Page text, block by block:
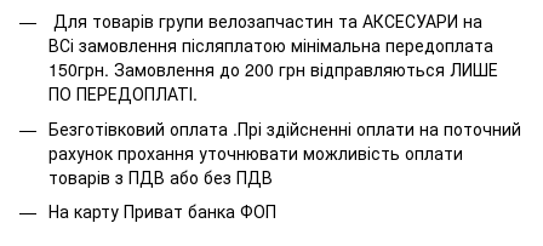
Для товарів групи велозапчастин та АКСЕСУАРИ на
ВСі замовлення післяплатою мінімальна передоплата
150грн. Замовлення до 200 грн відправляються ЛИШЕ
ПО ПЕРЕДОПЛАТІ.
Безготівковий оплата .Прі здійсненні оплати на поточний
рахунок прохання уточнювати можливість оплати
товарів з ПДВ або без ПДВ
На карту Приват банка ФОП